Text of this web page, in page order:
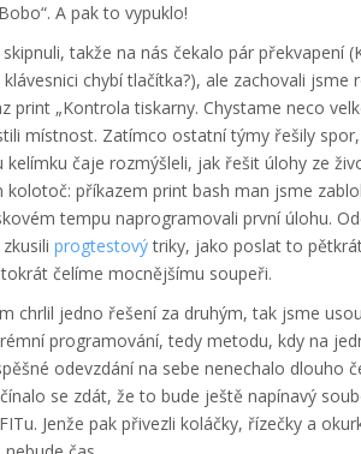
A pak to vypuklo!
takže na nás čekalo pár překvapení
chybí tlačítka?), ale zachovali jsme
print „Kontrola tiskarny. Chystame neco
místnost. Zatímco ostatní týmy řešily
kelímku čaje rozmýšleli, jak řešit úlohy ze
kolotoč: příkazem print bash man jsme
tempu naprogramovali první úlohu.
progtestovýtriky, jako poslat to
čelíme mocnějšímu soupeři.
chrlil jedno řešení za druhým, tak jsme
programování, tedy metodu, kdy na
odevzdání na sebe nenechalo dlouho
se zdát, že to bude ještě napínavý
Jenže pak přivezli koláčky, řízečky a